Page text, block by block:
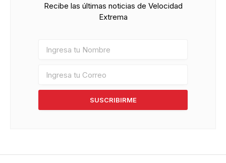
Recibe las últimas noticias de Velocidad
Extrema
SUSCRIBIRME